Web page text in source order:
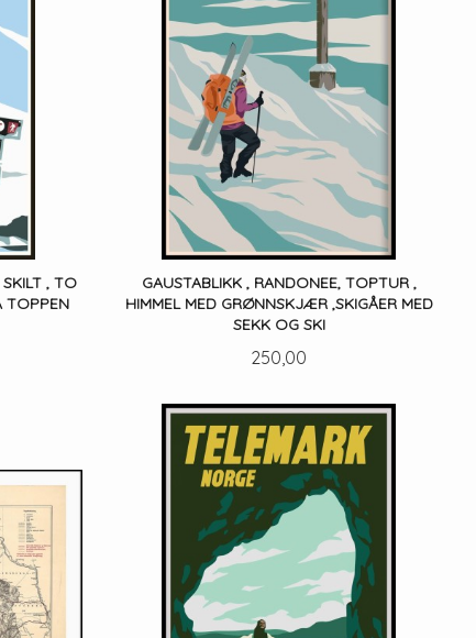
, TO
TOPPEN
GAUSTABLIKK , RANDONEE, TOPTUR ,
HIMMEL MED GRØNNSKJÆR ,SKIGÅER MED
SEKK OG SKI
Pris
250,00
LES MER